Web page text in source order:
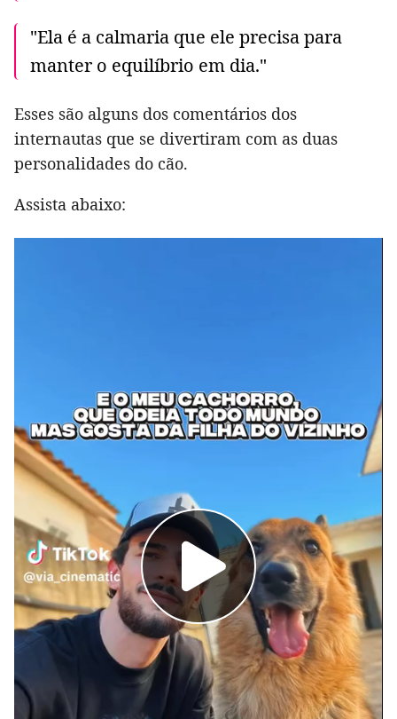
"Ela é a calmaria que ele precisa para
manter o equilíbrio em dia."
Esses são alguns dos comentários dos
internautas que se divertiram com as duas
personalidades do cão.
Assista abaixo: